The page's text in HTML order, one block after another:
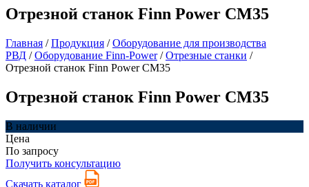
Отрезной станок Finn Power CM35
Главная /Продукция /Оборудование для производства
РВД /Оборудование Finn-Power/Отрезные станки /
Отрезной станок Finn Power CM35
Отрезной станок Finn Power CM35
В наличии
Цена
По запросу
Получить консультацию
Скачать каталог